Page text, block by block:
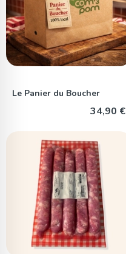
Le Panier du Boucher
34,90 €